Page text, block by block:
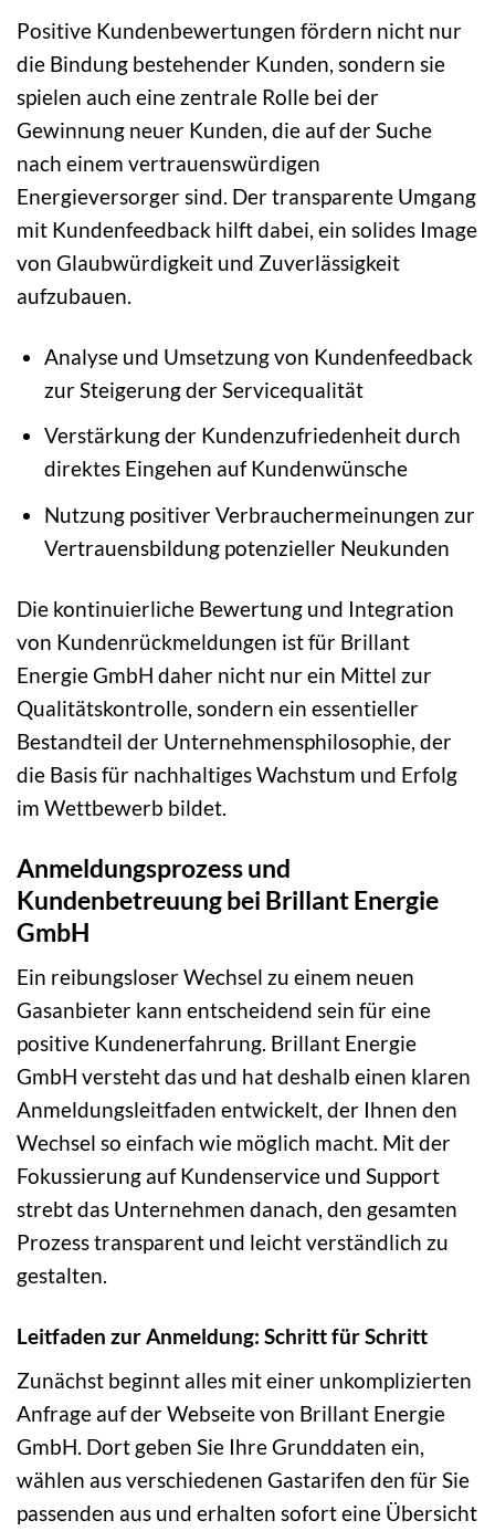
Positive Kundenbewertungen fördern nicht nur
die Bindung bestehender Kunden, sondern sie
spielen auch eine zentrale Rolle bei der
Gewinnung neuer Kunden, die auf der Suche
nach einem vertrauenswürdigen
Energieversorger sind. Der transparente Umgang
mit Kundenfeedback hilft dabei, ein solides Image
von Glaubwürdigkeit und Zuverlässigkeit
aufzubauen.
Analyse und Umsetzung von Kundenfeedback
zur Steigerung der Servicequalität
Verstärkung der Kundenzufriedenheit durch
direktes Eingehen auf Kundenwünsche
Nutzung positiver Verbrauchermeinungen zur
Vertrauensbildung potenzieller Neukunden
Die kontinuierliche Bewertung und Integration
von Kundenrückmeldungen ist für Brillant
Energie GmbH daher nicht nur ein Mittel zur
Qualitätskontrolle, sondern ein essentieller
Bestandteil der Unternehmensphilosophie, der
die Basis für nachhaltiges Wachstum und Erfolg
im Wettbewerb bildet.
Anmeldungsprozess und
Kundenbetreuung bei Brillant Energie
GmbH
Ein reibungsloser Wechsel zu einem neuen
Gasanbieter kann entscheidend sein für eine
positive Kundenerfahrung. Brillant Energie
GmbH versteht das und hat deshalb einen klaren
Anmeldungsleitfaden entwickelt, der Ihnen den
Wechsel so einfach wie möglich macht. Mit der
Fokussierung auf Kundenservice und Support
strebt das Unternehmen danach, den gesamten
Prozess transparent und leicht verständlich zu
gestalten.
Leitfaden zur Anmeldung: Schritt für Schritt
Zunächst beginnt alles mit einer unkomplizierten
Anfrage auf der Webseite von Brillant Energie
GmbH. Dort geben Sie Ihre Grunddaten ein,
wählen aus verschiedenen Gastarifen den für Sie
passenden aus und erhalten sofort eine Übersicht